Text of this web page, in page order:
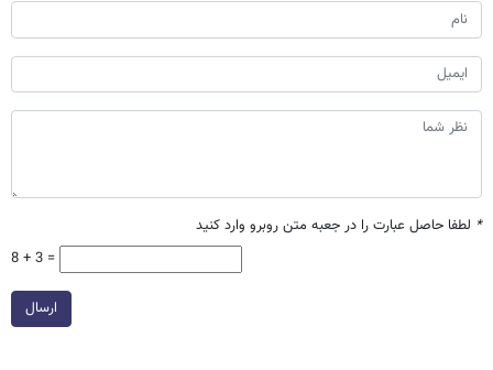
* لطفا حاصل عبارت را در جعبه متن روبرو وارد کنید
8 + 3 =
ارسال